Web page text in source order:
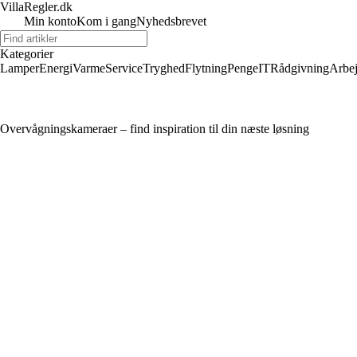
VillaRegler.dk
Min kontoKom i gangNyhedsbrevet
Kategorier
LamperEnergiVarmeServiceTryghedFlytningPengeITRådgivning
Overvågningskameraer – find inspiration til din næste løsning